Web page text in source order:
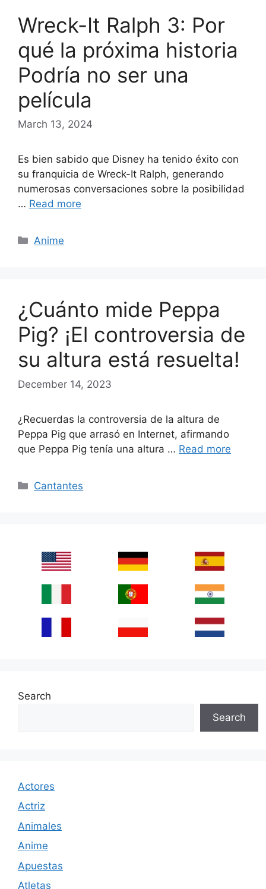
Wreck-It Ralph 3: Por
qué la próxima historia
Podría no ser una
película
March 13, 2024
Es bien sabido que Disney ha tenido éxito con
su franquicia de Wreck-It Ralph, generando
numerosas conversaciones sobre la posibilidad
… Read more
Categories
Anime
¿Cuánto mide Peppa
Pig? ¡El controversia de
su altura está resuelta!
December 14, 2023
¿Recuerdas la controversia de la altura de
Peppa Pig que arrasó en Internet, afirmando
que Peppa Pig tenía una altura … Read more
Categories
Cantantes
Search
Search
Actores
Actriz
Animales
Anime
Apuestas
Atletas